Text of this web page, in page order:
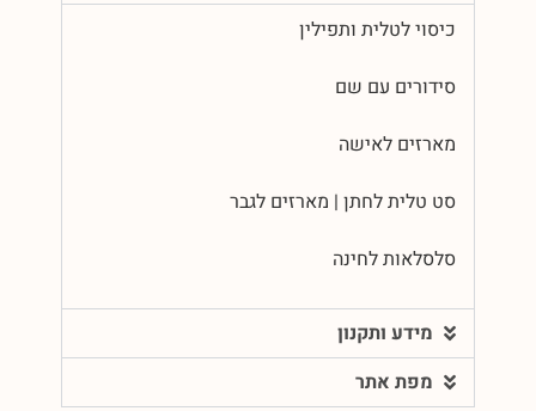
כיסוי לטלית ותפילין
סידורים עם שם
מארזים לאישה
סט טלית לחתן | מארזים לגבר
סלסלאות לחינה
מידע ותקנון
מפת אתר